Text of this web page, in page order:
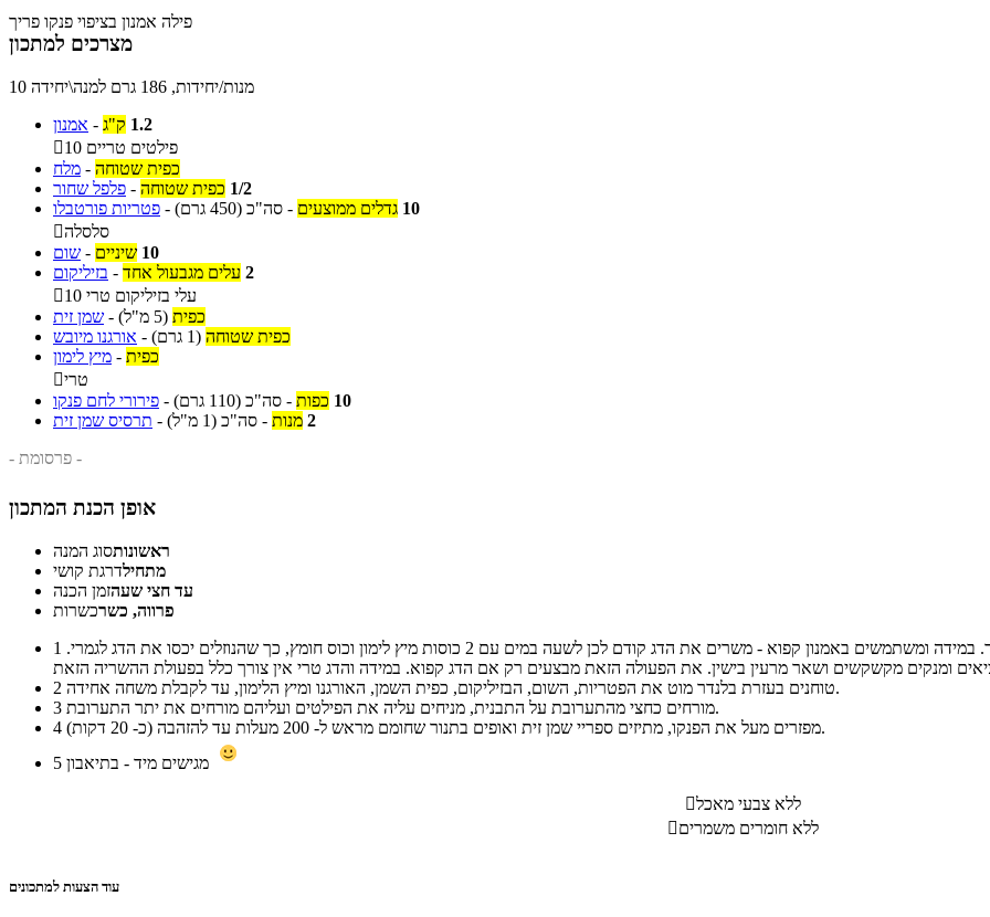
פילה אמנון בציפוי פנקו פריך
מצרכים למתכון
10 מנות/יחידות, 186 גרם למנה\יחידה
אמנון - 1.2 ק"ג

10 פילטים טריים
מלח - כפית שטוחה
פלפל שחור - 1/2 כפית שטוחה
פטריות פורטבלו - 10 גדלים ממוצעים - סה"כ (450 גרם)
סלסלה
שום - 10 שיניים
בזיליקום - 2 עלים מגבעול אחד

10 עלי בזיליקום טרי
שמן זית - כפית (5 מ"ל)
אורגנו מיובש - כפית שטוחה (1 גרם)
מיץ לימון - כפית
טרי
פירורי לחם פנקו - 10 כפות - סה"כ (110 גרם)
תרסיס שמן זית - 2 מנות - סה"כ (1 מ"ל)
- פרסומת -
אופן הכנת המתכון
ראשונותסוג המנה
מתחילדרגת קושי
עד חצי שעהזמן הכנה
פרווה, כשרכשרות
1
2
טוחנים בעזרת בלנדר מוט את הפטריות, השום, הבזיליקום, כפית השמן, האורגנו ומיץ הלימון, עד לקבלת משחה אחידה.
3
מורחים כחצי מהתערובת על התבנית, מניחים עליה את הפילטים ועליהם מורחים את יתר התערובת.
4
מפזרים מעל את הפנקו, מתיזים ספריי שמן זית ואופים בתנור שחומם מראש ל- 200 מעלות עד להזהבה (כ- 20 דקות).
5
ללא צבעי מאכל
ללא חומרים משמרים
עוד הצעות למתכונים